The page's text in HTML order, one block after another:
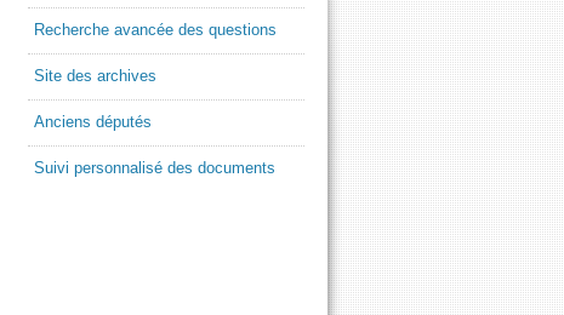
Recherche avancée des questions
Site des archives
Anciens députés
Suivi personnalisé des documents